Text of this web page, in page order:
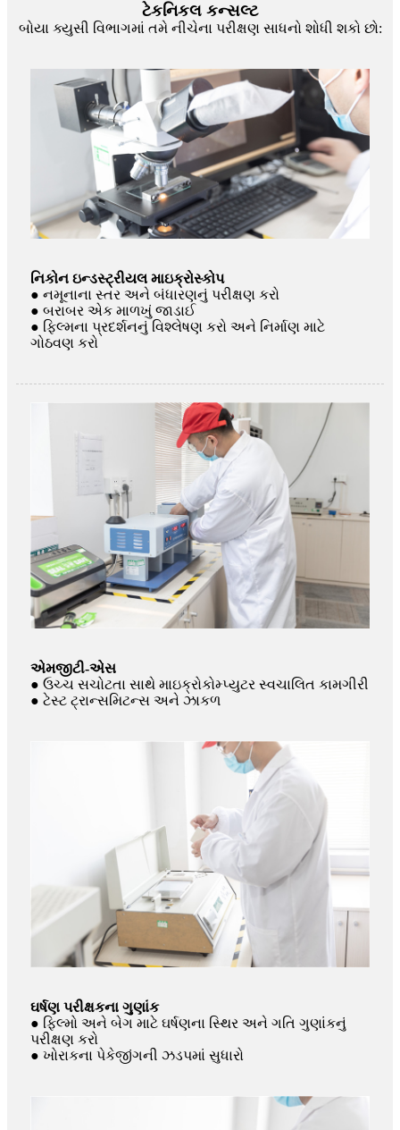
ટેકનિકલ કન્સલ્ટ
બોયા ક્યુસી વિભાગમાં તમે નીચેના પરીક્ષણ સાધનો શોધી શકો છો:
નિકોન ઇન્ડસ્ટ્રીયલ માઇક્રોસ્કોપ
● નમૂનાના સ્તર અને બંધારણનું પરીક્ષણ કરો
● બરાબર એક માળખું જાડાઈ
● ફિલ્મના પ્રદર્શનનું વિશ્લેષણ કરો અને નિર્માણ માટે
ગોઠવણ કરો
એમજીટી-એસ
● ઉચ્ચ સચોટતા સાથે માઇક્રોકોમ્પ્યુટર સ્વચાલિત કામગીરી
● ટેસ્ટ ટ્રાન્સમિટન્સ અને ઝાકળ
ઘર્ષણ પરીક્ષકના ગુણાંક
● ફિલ્મો અને બેગ માટે ઘર્ષણના સ્થિર અને ગતિ ગુણાંકનું
પરીક્ષણ કરો
● ખોરાકના પેકેજીંગની ઝડપમાં સુધારો